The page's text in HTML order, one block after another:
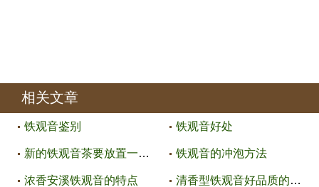
相关文章
铁观音鉴别 铁观音好处
新的铁观音茶要放置一段时间才可 铁观音的冲泡方法
浓香安溪铁观音的特点 清香型铁观音好品质的特点